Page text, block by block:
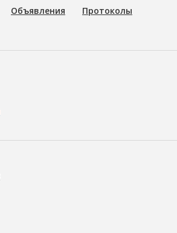
Объявления
Протоколы